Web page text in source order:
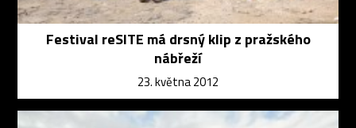
Festival reSITE má drsný klip z pražského
nábřeží
23. května 2012